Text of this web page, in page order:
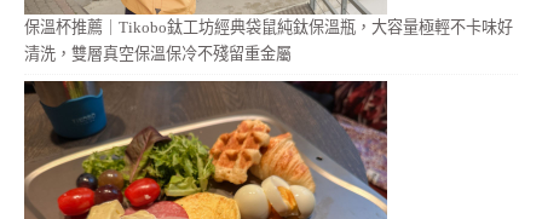
保溫杯推薦｜Tikobo鈦工坊經典袋鼠純鈦保溫瓶，大容量極輕不卡味好
清洗，雙層真空保溫保冷不殘留重金屬